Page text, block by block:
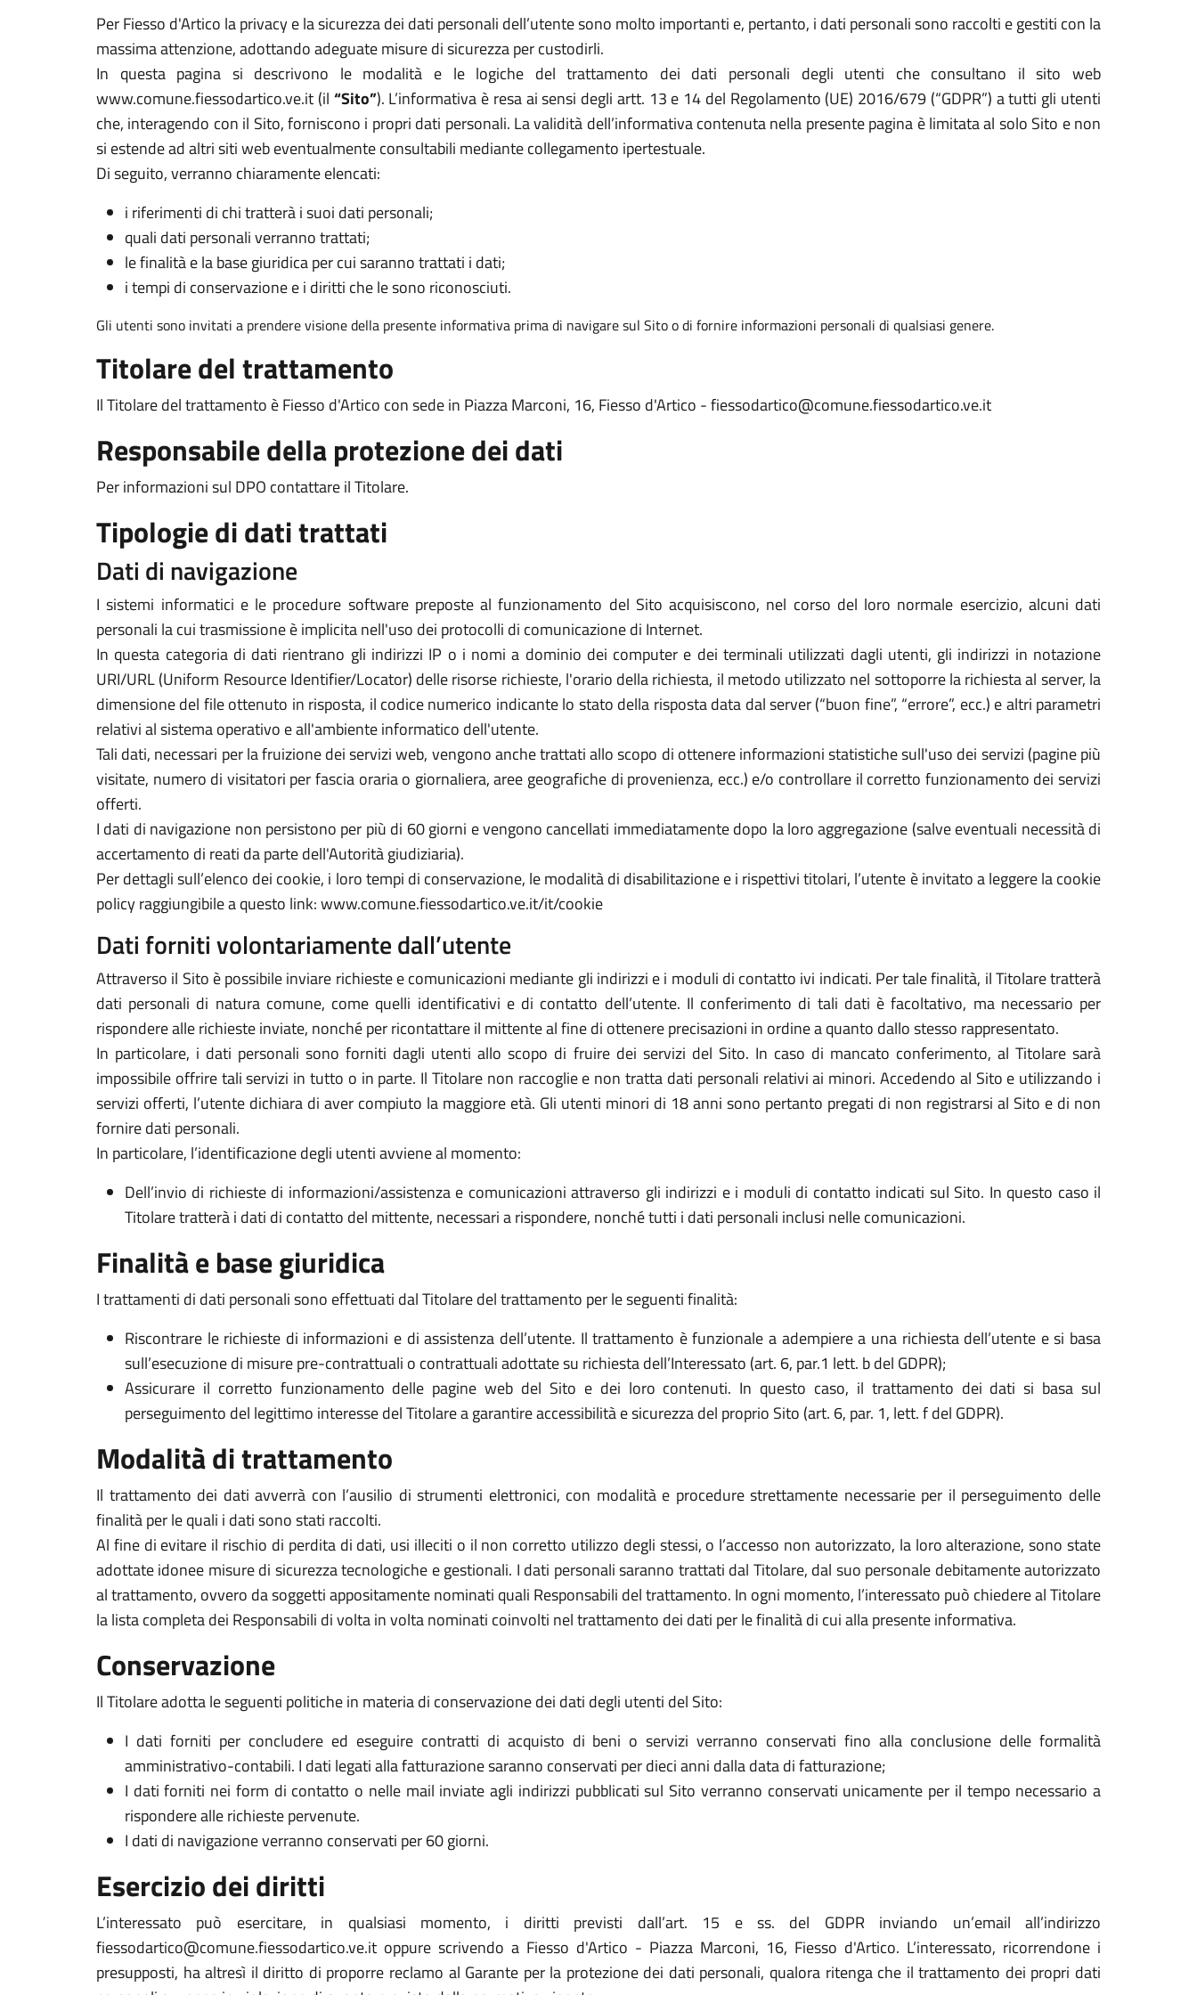
Per Fiesso d'Artico la privacy e la sicurezza dei dati personali dell’utente sono molto importanti e, pertanto, i dati personali sono raccolti e gestiti con la
massima attenzione, adottando adeguate misure di sicurezza per custodirli.
In questa pagina si descrivono le modalità e le logiche del trattamento dei dati personali degli utenti che consultano il sito web
www.comune.fiessodartico.ve.it (il “Sito”). L’informativa è resa ai sensi degli artt. 13 e 14 del Regolamento (UE) 2016/679 (“GDPR”) a tutti gli utenti
che, interagendo con il Sito, forniscono i propri dati personali. La validità dell’informativa contenuta nella presente pagina è limitata al solo Sito e non
si estende ad altri siti web eventualmente consultabili mediante collegamento ipertestuale.
Di seguito, verranno chiaramente elencati:
i riferimenti di chi tratterà i suoi dati personali;
quali dati personali verranno trattati;
le finalità e la base giuridica per cui saranno trattati i dati;
i tempi di conservazione e i diritti che le sono riconosciuti.
Gli utenti sono invitati a prendere visione della presente informativa prima di navigare sul Sito o di fornire informazioni personali di qualsiasi genere.
Titolare del trattamento
Il Titolare del trattamento è Fiesso d'Artico con sede in Piazza Marconi, 16, Fiesso d'Artico - fiessodartico@comune.fiessodartico.ve.it
Responsabile della protezione dei dati
Per informazioni sul DPO contattare il Titolare.
Tipologie di dati trattati
Dati di navigazione
I sistemi informatici e le procedure software preposte al funzionamento del Sito acquisiscono, nel corso del loro normale esercizio, alcuni dati
personali la cui trasmissione è implicita nell'uso dei protocolli di comunicazione di Internet.
In questa categoria di dati rientrano gli indirizzi IP o i nomi a dominio dei computer e dei terminali utilizzati dagli utenti, gli indirizzi in notazione
URI/URL (Uniform Resource Identifier/Locator) delle risorse richieste, l'orario della richiesta, il metodo utilizzato nel sottoporre la richiesta al server, la
dimensione del file ottenuto in risposta, il codice numerico indicante lo stato della risposta data dal server (“buon fine”, “errore”, ecc.) e altri parametri
relativi al sistema operativo e all'ambiente informatico dell'utente.
Tali dati, necessari per la fruizione dei servizi web, vengono anche trattati allo scopo di ottenere informazioni statistiche sull'uso dei servizi (pagine più
visitate, numero di visitatori per fascia oraria o giornaliera, aree geografiche di provenienza, ecc.) e/o controllare il corretto funzionamento dei servizi
offerti.
I dati di navigazione non persistono per più di 60 giorni e vengono cancellati immediatamente dopo la loro aggregazione (salve eventuali necessità di
accertamento di reati da parte dell'Autorità giudiziaria).
Per dettagli sull’elenco dei cookie, i loro tempi di conservazione, le modalità di disabilitazione e i rispettivi titolari, l’utente è invitato a leggere la cookie
policy raggiungibile a questo link: www.comune.fiessodartico.ve.it/it/cookie
Dati forniti volontariamente dall’utente
Attraverso il Sito è possibile inviare richieste e comunicazioni mediante gli indirizzi e i moduli di contatto ivi indicati. Per tale finalità, il Titolare tratterà
dati personali di natura comune, come quelli identificativi e di contatto dell’utente. Il conferimento di tali dati è facoltativo, ma necessario per
rispondere alle richieste inviate, nonché per ricontattare il mittente al fine di ottenere precisazioni in ordine a quanto dallo stesso rappresentato.
In particolare, i dati personali sono forniti dagli utenti allo scopo di fruire dei servizi del Sito. In caso di mancato conferimento, al Titolare sarà
impossibile offrire tali servizi in tutto o in parte. Il Titolare non raccoglie e non tratta dati personali relativi ai minori. Accedendo al Sito e utilizzando i
servizi offerti, l’utente dichiara di aver compiuto la maggiore età. Gli utenti minori di 18 anni sono pertanto pregati di non registrarsi al Sito e di non
fornire dati personali.
In particolare, l’identificazione degli utenti avviene al momento:
Dell’invio di richieste di informazioni/assistenza e comunicazioni attraverso gli indirizzi e i moduli di contatto indicati sul Sito. In questo caso il
Titolare tratterà i dati di contatto del mittente, necessari a rispondere, nonché tutti i dati personali inclusi nelle comunicazioni.
Finalità e base giuridica
I trattamenti di dati personali sono effettuati dal Titolare del trattamento per le seguenti finalità:
Riscontrare le richieste di informazioni e di assistenza dell’utente. Il trattamento è funzionale a adempiere a una richiesta dell’utente e si basa
sull’esecuzione di misure pre-contrattuali o contrattuali adottate su richiesta dell’Interessato (art. 6, par.1 lett. b del GDPR);
Assicurare il corretto funzionamento delle pagine web del Sito e dei loro contenuti. In questo caso, il trattamento dei dati si basa sul
perseguimento del legittimo interesse del Titolare a garantire accessibilità e sicurezza del proprio Sito (art. 6, par. 1, lett. f del GDPR).
Modalità di trattamento
Il trattamento dei dati avverrà con l’ausilio di strumenti elettronici, con modalità e procedure strettamente necessarie per il perseguimento delle
finalità per le quali i dati sono stati raccolti.
Al fine di evitare il rischio di perdita di dati, usi illeciti o il non corretto utilizzo degli stessi, o l’accesso non autorizzato, la loro alterazione, sono state
adottate idonee misure di sicurezza tecnologiche e gestionali. I dati personali saranno trattati dal Titolare, dal suo personale debitamente autorizzato
al trattamento, ovvero da soggetti appositamente nominati quali Responsabili del trattamento. In ogni momento, l’interessato può chiedere al Titolare
la lista completa dei Responsabili di volta in volta nominati coinvolti nel trattamento dei dati per le finalità di cui alla presente informativa.
Conservazione
Il Titolare adotta le seguenti politiche in materia di conservazione dei dati degli utenti del Sito:
I dati forniti per concludere ed eseguire contratti di acquisto di beni o servizi verranno conservati fino alla conclusione delle formalità
amministrativo-contabili. I dati legati alla fatturazione saranno conservati per dieci anni dalla data di fatturazione;
I dati forniti nei form di contatto o nelle mail inviate agli indirizzi pubblicati sul Sito verranno conservati unicamente per il tempo necessario a
rispondere alle richieste pervenute.
I dati di navigazione verranno conservati per 60 giorni.
Esercizio dei diritti
L’interessato può esercitare, in qualsiasi momento, i diritti previsti dall’art. 15 e ss. del GDPR inviando un’email all’indirizzo
fiessodartico@comune.fiessodartico.ve.it oppure scrivendo a Fiesso d'Artico - Piazza Marconi, 16, Fiesso d'Artico. L’interessato, ricorrendone i
presupposti, ha altresì il diritto di proporre reclamo al Garante per la protezione dei dati personali, qualora ritenga che il trattamento dei propri dati